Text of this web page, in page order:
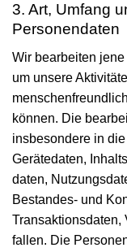
3. Art, Umfang
Personen­daten
Wir bearbeiten
um unsere
können. Die
insbesondere in
Gerätedaten,
daten,
Bestandes- und
Transaktions­daten,
fallen. Die